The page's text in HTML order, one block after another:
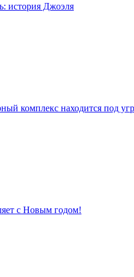
история Джоэля
комплекс находится под
с Новым годом!